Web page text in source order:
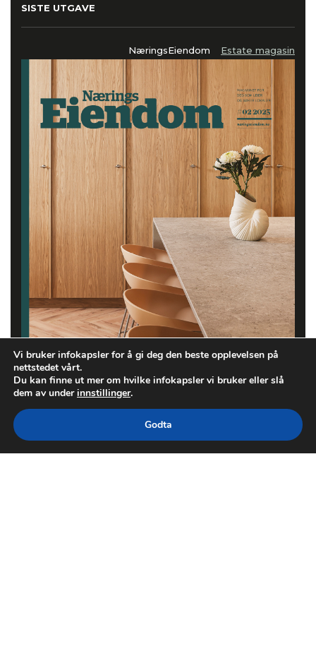
SISTE UTGAVE
NæringsEiendom Estate magasin
Vi bruker infokapsler for å gi deg den beste opplevelsen på
nettstedet vårt.
Du kan finne ut mer om hvilke infokapsler vi bruker eller slå
dem av underinnstillinger.
Godta